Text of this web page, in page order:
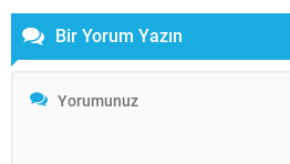
türden. Yönetmen...
Bir Yorum Yazın